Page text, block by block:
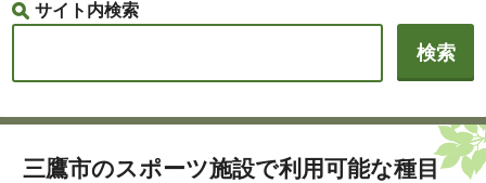
サイト内検索
三鷹市のスポーツ施設で利用可能な種目